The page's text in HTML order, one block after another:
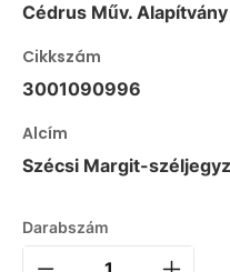
Cédrus Műv. Alapítvány
Cikkszám
3001090996
Alcím
Szécsi Margit-
Darabszám